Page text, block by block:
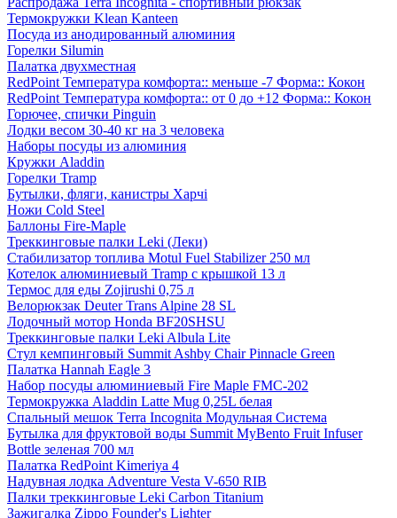
Термокружки Klean Kanteen
Посуда из анодированный алюминия
Горелки Silumin
Палатка двухместная
RedPoint Температура комфорта:: меньше -7 Форма:: Кокон
RedPoint Температура комфорта:: от 0 до +12 Форма:: Кокон
Горючее, спички Pinguin
Лодки весом 30-40 кг на 3 человека
Наборы посуды из алюминия
Кружки Aladdin
Горелки Tramp
Бутылки, фляги, канистры Харчі
Ножи Cold Steel
Баллоны Fire-Maple
Треккинговые палки Leki (Леки)
Стабилизатор топлива Motul Fuel Stabilizer 250 мл
Котелок алюминиевый Tramp с крышкой 13 л
Термос для еды Zojirushi 0,75 л
Велорюкзак Deuter Trans Alpine 28 SL
Лодочный мотор Honda BF20SHSU
Треккинговые палки Leki Albula Lite
Стул кемпинговый Summit Ashby Chair Pinnacle Green
Палатка Hannah Eagle 3
Набор посуды алюминиевый Fire Maple FMC-202
Термокружка Aladdin Latte Mug 0,25L белая
Спальный мешок Terra Incognita Модульная Система
Бутылка для фруктовой воды Summit MyBento Fruit Infuser
Bottle зеленая 700 мл
Палатка RedPoint Kimeriya 4
Надувная лодка Adventure Vesta V-650 RIB
Палки треккинговые Leki Carbon Titanium
Зажигалка Zippo Founder's Lighter